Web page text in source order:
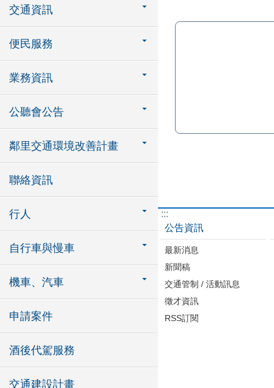
交通資訊
便民服務
業務資訊
公聽會公告
鄰里交通環境改善計畫
聯絡資訊
行人
自行車與慢車
機車、汽車
申請案件
酒後代駕服務
交通建設計畫
:::
公告資訊
最新消息
新聞稿
交通管制 / 活動訊息
徵才資訊
RSS訂閱